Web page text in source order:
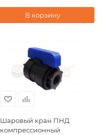
В корзину
Шаровый кран ПНД
компрессионный